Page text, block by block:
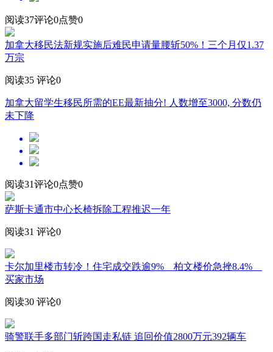
阅读37评论0点赞0
加拿大移民法新规实施后难民申请量腰斩50%！三个月仅1.37
万宗
阅读35 评论0
加拿大留学生移民所需的EE最新抽分! 人数增至3000, 分数仍
未下降
阅读31评论0点赞0
萨斯卡通市中心长椅拆除工程推迟一年
阅读31 评论0
卡尔加里楼市转冷！住宅成交跌逾9% 柏文楼价急挫8.4%
买家市场
阅读30 评论0
骑警联手多部门斩跨国走私链 追回价值2800万元392辆车